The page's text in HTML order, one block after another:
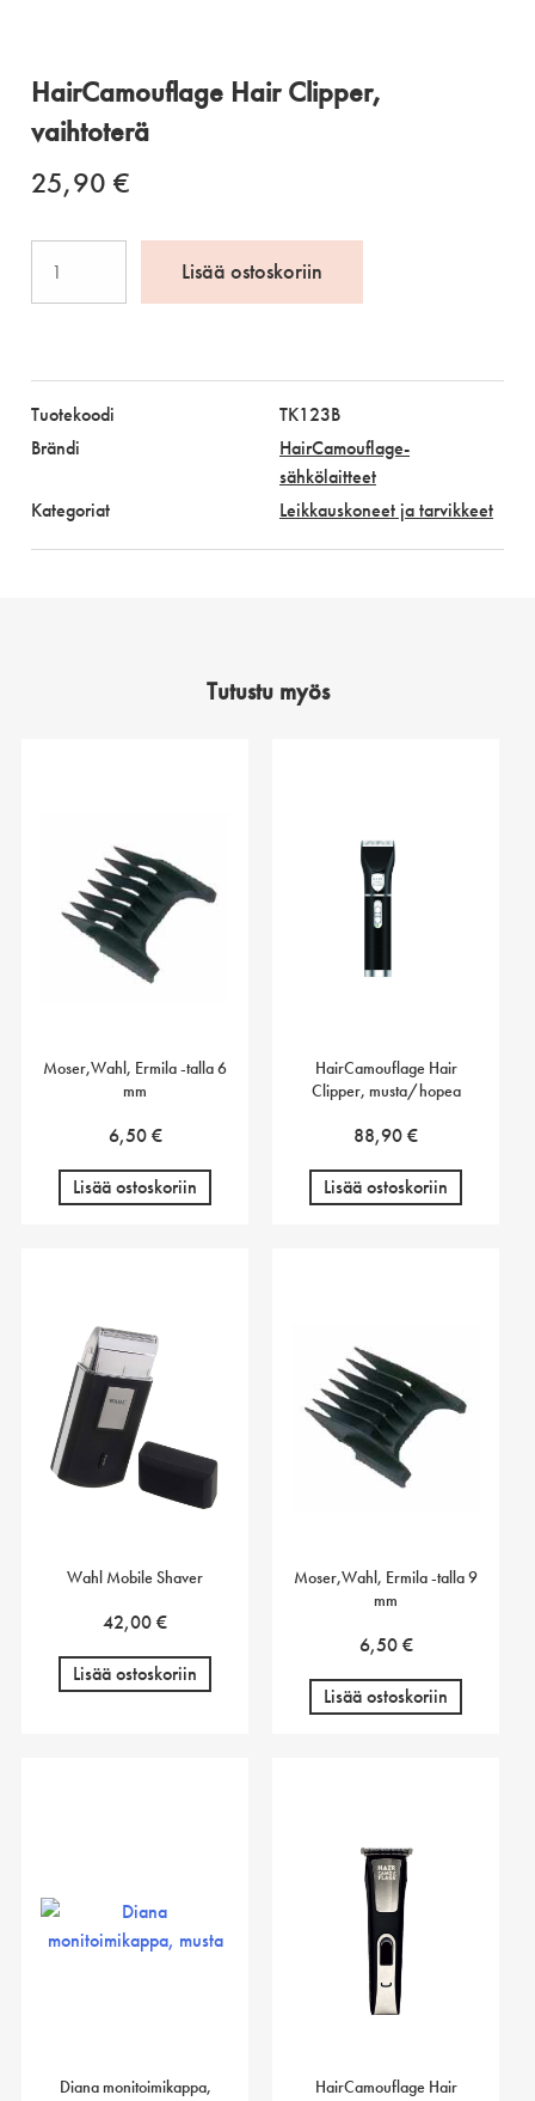
HairCamouflage Hair Clipper,
vaihtoterä
25,90 €
määrä
Lisää ostoskoriin
Tuotekoodi
TK123B
Brändi
HairCamouflage-
sähkölaitteet
Kategoriat
Leikkauskoneet ja tarvikkeet
Tutustu myös
Moser,Wahl, Ermila -talla 6
mm
6,50€
Lisää ostoskoriin
HairCamouflage Hair
Clipper, musta/hopea
88,90€
Lisää ostoskoriin
Wahl Mobile Shaver
42,00€
Lisää ostoskoriin
Moser,Wahl, Ermila -talla 9
mm
6,50€
Lisää ostoskoriin
Diana monitoimikappa,
HairCamouflage Hair